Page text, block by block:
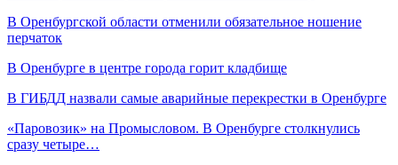
В Оренбургской области отменили обязательное ношение
перчаток
В Оренбурге в центре города горит кладбище
В ГИБДД назвали самые аварийные перекрестки в Оренбурге
«Паровозик» на Промысловом. В Оренбурге столкнулись
сразу четыре…